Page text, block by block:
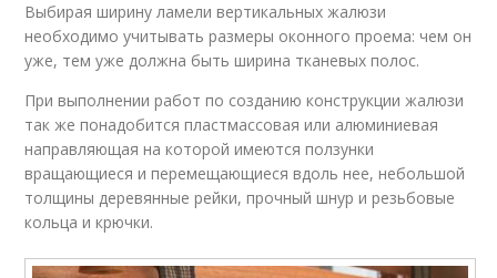
Выбирая ширину ламели вертикальных жалюзи
необходимо учитывать размеры оконного проема: чем он
уже, тем уже должна быть ширина тканевых полос.
При выполнении работ по созданию конструкции жалюзи
так же понадобится пластмассовая или алюминиевая
направляющая на которой имеются ползунки
вращающиеся и перемещающиеся вдоль нее, небольшой
толщины деревянные рейки, прочный шнур и резьбовые
кольца и крючки.